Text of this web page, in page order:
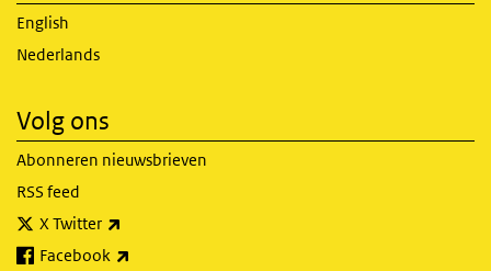
English
Nederlands
Volg ons
Abonneren nieuwsbrieven
RSS feed
X Twitter
Facebook